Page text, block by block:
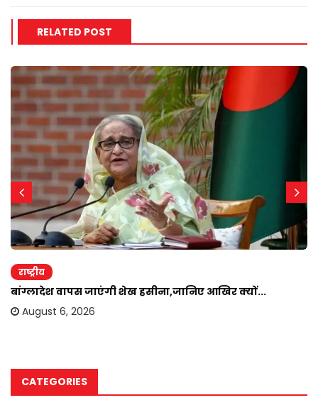
RELATED POST
राष्ट्रीय
बांग्लादेश वापस जाएंगी शेख हसीना,जानिए आखिर क्यों...
August 6, 2026
CATEGORIES